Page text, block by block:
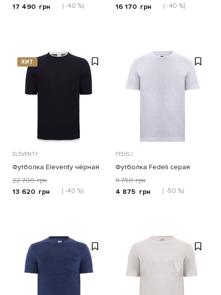
17 490 грн ( -40 %) 16 170 грн ( -40 %)
ХИТ
ELEVENTY
Футболка Eleventy чёрная
22 700 грн
13 620 грн ( -40 %)
FEDELI
Футболка Fedeli серая
9 750 грн
4 875 грн ( -50 %)